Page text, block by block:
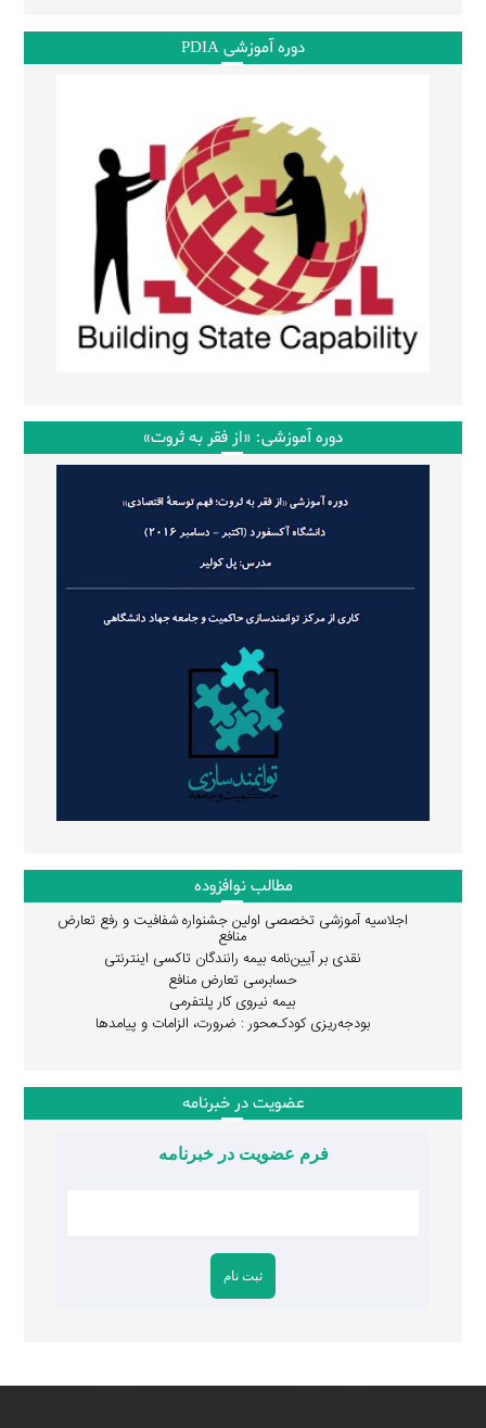
دوره آموزشی PDIA
دوره آموزشی: «از فقر به ثروت»
مطالب نوافزوده
اجلاسیه آموزشی تخصصی اولین جشنواره شفافیت و رفع تعارض
منافع
نقدی بر آیین‌نامه بیمه رانندگان تاکسی اینترنتی
حسابرسی تعارض منافع
بیمه نیروی کار پلتفرمی
بودجه‌ریزی کودک‌محور : ضرورت، الزامات و پیامدها
عضویت در خبرنامه
فرم عضویت در خبرنامه